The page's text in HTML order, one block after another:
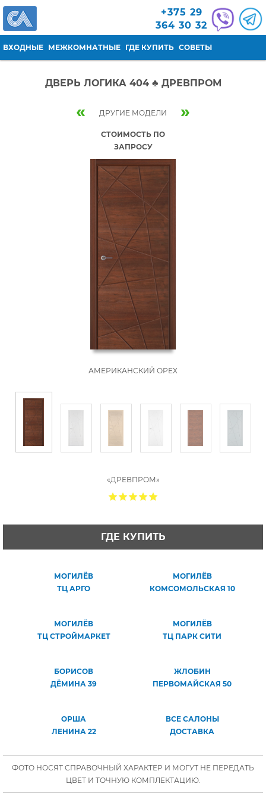
Перейти к основному содержанию+375 29
364 30 32
ВХОДНЫЕ МЕЖКОМНАТНЫЕ ГДЕ КУПИТЬ СОВЕТЫ
ДВЕРЬ ЛОГИКА 404 ♣ ДРЕВПРОМ
« ДРУГИЕ МОДЕЛИ »
СТОИМОСТЬ ПО
ЗАПРОСУ
АМЕРИКАНСКИЙ ОРЕХ
«ДРЕВПРОМ»
ГДЕ КУПИТЬ
МОГИЛЁВ
ТЦ АРГО
МОГИЛЁВ
КОМСОМОЛЬСКАЯ 10
МОГИЛЁВ
ТЦ СТРОЙМАРКЕТ
МОГИЛЁВ
ТЦ ПАРК СИТИ
БОРИСОВ
ДЁМИНА 39
ЖЛОБИН
ПЕРВОМАЙСКАЯ 50
ОРША
ЛЕНИНА 22
ВСЕ САЛОНЫ
ДОСТАВКА
ФОТО НОСЯТ СПРАВОЧНЫЙ ХАРАКТЕР И МОГУТ НЕ ПЕРЕДАТЬ
ЦВЕТ И ТОЧНУЮ КОМПЛЕКТАЦИЮ.